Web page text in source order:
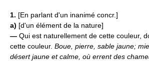
1. [En parlant d'un inanimé concr.]
a) [d'un élément de la nature]
— Qui est naturellement de cette couleur,
cette couleur. Boue, pierre, sable jaune;
désert jaune et calme, où errent des